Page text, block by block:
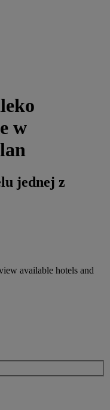
w
jednej z
available hotels and